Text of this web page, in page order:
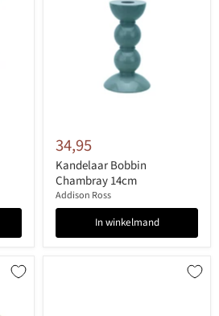
34,95
Kandelaar Bobbin
Chambray 14cm
Addison Ross
In winkelmand